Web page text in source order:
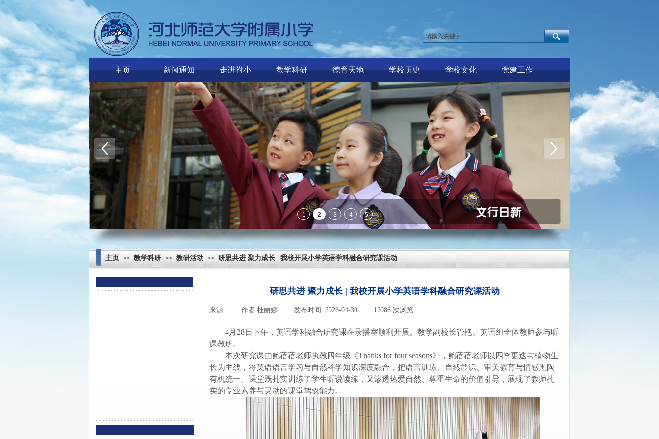
主页 新闻通知 走进附小 教学科研 德育天地 学校历史 学校文化 党建工作
主页 >> 教学科研 >> 教研活动 >> 研思共进 聚力成长 | 我校开展小学英语学科融合研究课活动
研思共进 聚力成长 | 我校开展小学英语学科融合研究课活动
来源: 作者:杜丽娜 发布时间: 2026-04-30 12086 次浏览
4月28日下午， 英语学科融合研究课在录播室顺利开展。 教学副校长管艳
英语组全体教师参与听
课教研。
本次研究课由鲍蓓蓓老师执教 四年级 《Thanks for four seasons》，鲍蓓蓓老师以四季更迭与植物生
长为主线， 将英语语言学习与自然科学知识深度融合 ， 把语言训练 自然常识、审美教育与情感熏陶
有机统一。课堂既扎实训练了学生听说读练，又渗透热爱自然、尊重生命的价值引导， 展现了教师扎
实的专业素养与灵动的课堂驾驭能力。